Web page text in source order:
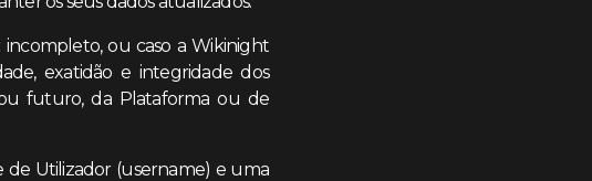
ou caso a Wikinight
exatidão e integridade dos
futuro, da Plataforma ou de
de Utilizador (username) e uma